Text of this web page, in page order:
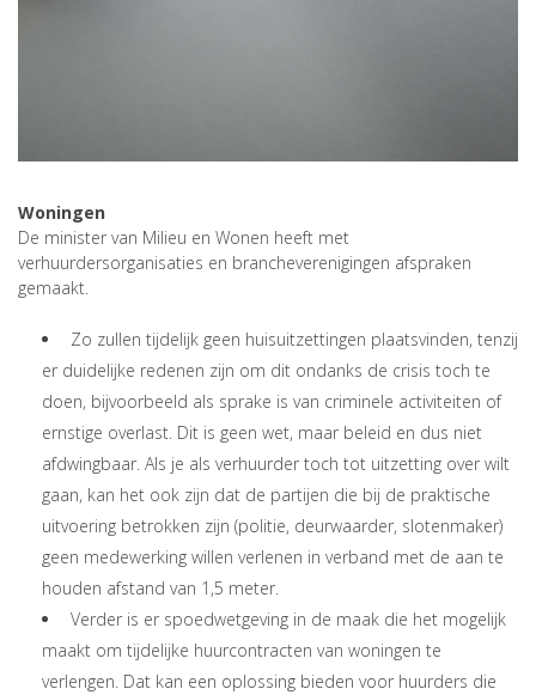
Woningen
De minister van Milieu en Wonen heeft met
verhuurdersorganisaties en brancheverenigingen afspraken
gemaakt.
Zo zullen tijdelijk geen huisuitzettingen plaatsvinden, tenzij
er duidelijke redenen zijn om dit ondanks de crisis toch te
doen, bijvoorbeeld als sprake is van criminele activiteiten of
ernstige overlast. Dit is geen wet, maar beleid en dus niet
afdwingbaar. Als je als verhuurder toch tot uitzetting over wilt
gaan, kan het ook zijn dat de partijen die bij de praktische
uitvoering betrokken zijn (politie, deurwaarder, slotenmaker)
geen medewerking willen verlenen in verband met de aan te
houden afstand van 1,5 meter.
Verder is er spoedwetgeving in de maak die het mogelijk
maakt om tijdelijke huurcontracten van woningen te
verlengen. Dat kan een oplossing bieden voor huurders die